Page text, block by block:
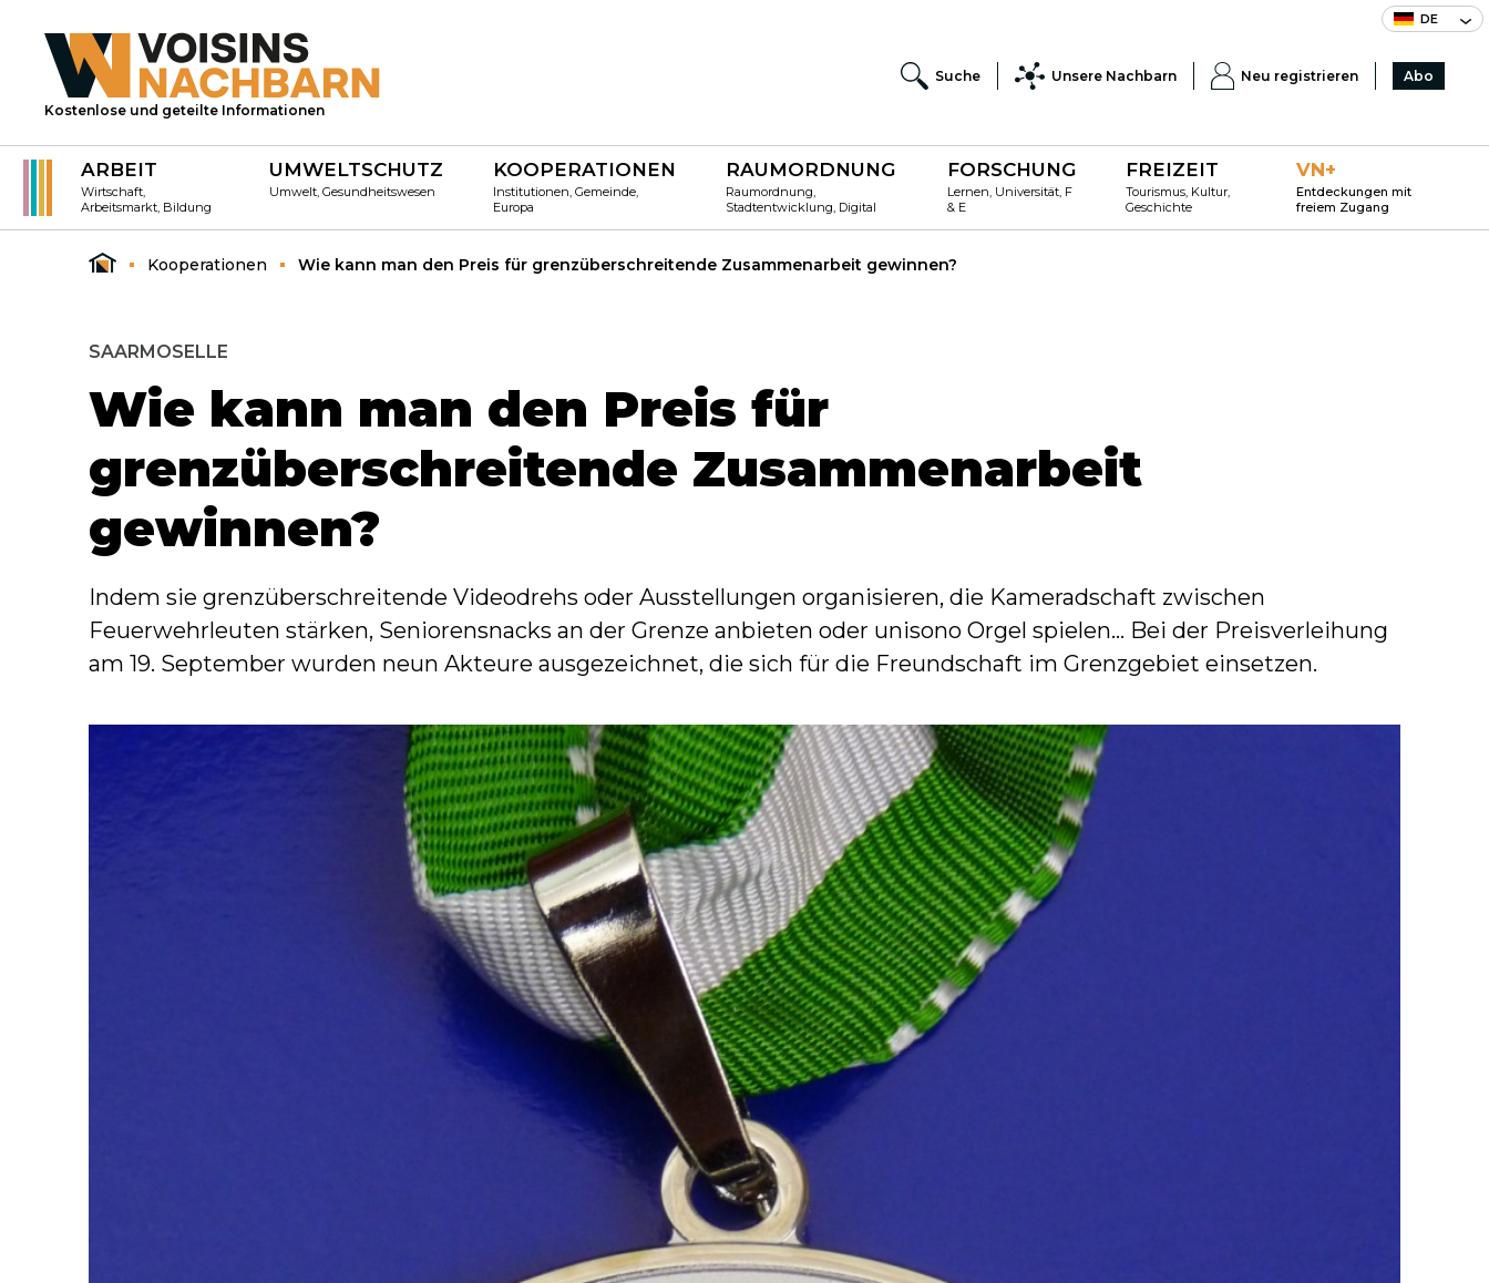
DE
Kostenlose und geteilte Informationen
Suche Unsere Nachbarn Neu registrieren Abo
ARBEIT
Wirtschaft,
Arbeitsmarkt, Bildung
UMWELTSCHUTZ
Umwelt, Gesundheitswesen
KOOPERATIONEN
Institutionen, Gemeinde,
Europa
RAUMORDNUNG
Raumordnung,
Stadtentwicklung, Digital
FORSCHUNG
Lernen, Universität, F
& E
FREIZEIT
Tourismus, Kultur,
Geschichte
VN+
Entdeckungen mit
freiem Zugang
Kooperationen Wie kann man den Preis für grenzüberschreitende Zusammenarbeit gewinnen?
SAARMOSELLE
Wie kann man den Preis für
grenzüberschreitende Zusammenarbeit
gewinnen?
Indem sie grenzüberschreitende Videodrehs oder Ausstellungen organisieren, die Kameradschaft zwischen
Feuerwehrleuten stärken, Seniorensnacks an der Grenze anbieten oder unisono Orgel spielen... Bei der Preisverleihung
am 19. September wurden neun Akteure ausgezeichnet, die sich für die Freundschaft im Grenzgebiet einsetzen.